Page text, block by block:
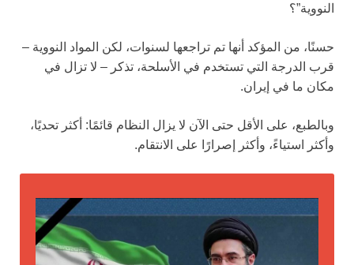
النووية”؟
حسنًا، من المؤكد أنها تم تراجعها لسنوات، لكن المواد النووية –
قرب الدرجة التي تستخدم في الأسلحة، تذكر – لا تزال في
مكان ما في إيران.
وبالطبع، على الأقل حتى الآن لا يزال النظام قائمًا: أكثر تحديًا،
وأكثر استياءً، وأكثر إصرارًا على الانتقام.